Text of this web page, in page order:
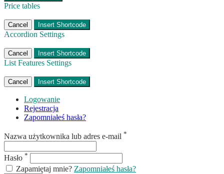
Price tables
Cancel Insert Shortcode
Accordion Settings
Cancel Insert Shortcode
List Features Settings
Cancel Insert Shortcode
Logowanie
Rejestracja
Zapomniałeś hasła?
Nazwa użytkownika lub adres e-mail *
Hasło *
Zapamiętaj mnie? Zapomniałeś hasła?